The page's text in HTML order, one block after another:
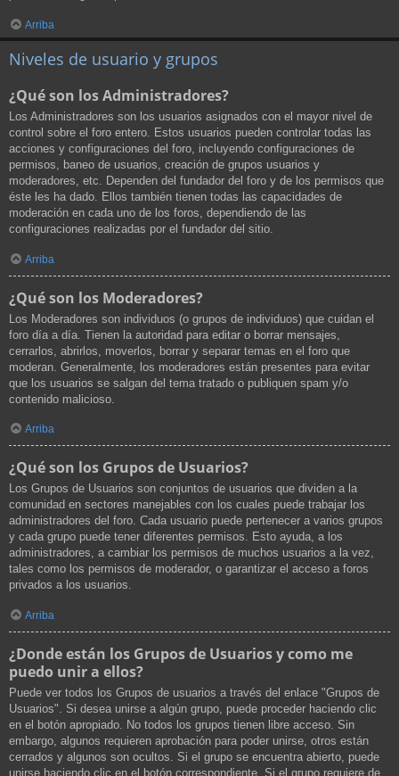
Arriba
Niveles de usuario y grupos
¿Qué son los Administradores?
Los Administradores son los usuarios asignados con el mayor nivel de
control sobre el foro entero. Estos usuarios pueden controlar todas las
acciones y configuraciones del foro, incluyendo configuraciones de
permisos, baneo de usuarios, creación de grupos usuarios y
moderadores, etc. Dependen del fundador del foro y de los permisos que
éste les ha dado. Ellos también tienen todas las capacidades de
moderación en cada uno de los foros, dependiendo de las
configuraciones realizadas por el fundador del sitio.
Arriba
¿Qué son los Moderadores?
Los Moderadores son individuos (o grupos de individuos) que cuidan el
foro día a día. Tienen la autoridad para editar o borrar mensajes,
cerrarlos, abrirlos, moverlos, borrar y separar temas en el foro que
moderan. Generalmente, los moderadores están presentes para evitar
que los usuarios se salgan del tema tratado o publiquen spam y/o
contenido malicioso.
Arriba
¿Qué son los Grupos de Usuarios?
Los Grupos de Usuarios son conjuntos de usuarios que dividen a la
comunidad en sectores manejables con los cuales puede trabajar los
administradores del foro. Cada usuario puede pertenecer a varios grupos
y cada grupo puede tener diferentes permisos. Esto ayuda, a los
administradores, a cambiar los permisos de muchos usuarios a la vez,
tales como los permisos de moderador, o garantizar el acceso a foros
privados a los usuarios.
Arriba
¿Donde están los Grupos de Usuarios y como me
puedo unir a ellos?
Puede ver todos los Grupos de usuarios a través del enlace "Grupos de
Usuarios". Si desea unirse a algún grupo, puede proceder haciendo clic
en el botón apropiado. No todos los grupos tienen libre acceso. Sin
embargo, algunos requieren aprobación para poder unirse, otros están
cerrados y algunos son ocultos. Si el grupo se encuentra abierto, puede
unirse haciendo clic en el botón correspondiente. Si el grupo requiere de